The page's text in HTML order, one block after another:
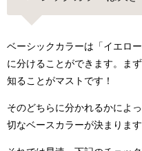
ベーシックカラーは「イエロ
に分けることができます。ま
知ることがマストです！
そのどちらに分かれるかによ
切なベースカラーが決まります